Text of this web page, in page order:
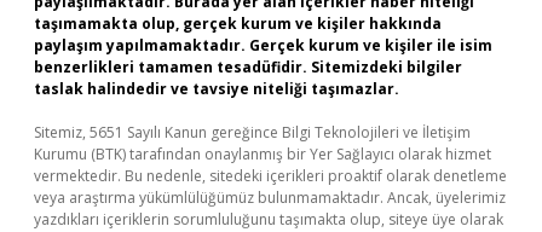
taşımamakta olup, gerçek kurum ve kişiler hakkında
paylaşım yapılmamaktadır. Gerçek kurum ve kişiler ile isim
benzerlikleri tamamen tesadüfidir. Sitemizdeki bilgiler
taslak halindedir ve tavsiye niteliği taşımazlar.
Sitemiz, 5651 Sayılı Kanun gereğince Bilgi Teknolojileri ve İletişim
Kurumu (BTK) tarafından onaylanmış bir Yer Sağlayıcı olarak hizmet
vermektedir. Bu nedenle, sitedeki içerikleri proaktif olarak denetleme
veya araştırma yükümlülüğümüz bulunmamaktadır. Ancak, üyelerimiz
yazdıkları içeriklerin sorumluluğunu taşımakta olup, siteye üye olarak